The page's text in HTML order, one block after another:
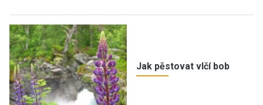
Jak pěstovat vlčí bob